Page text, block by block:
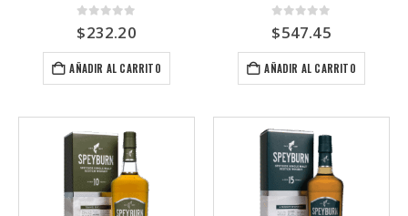
0 out of 5
$232.20
AÑADIR AL CARRITO
0 out of 5
$547.45
AÑADIR AL CARRITO